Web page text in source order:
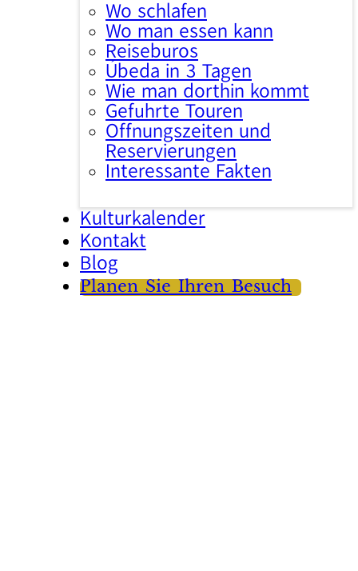
Wo schlafen
Wo man essen kann
Reisebüros
Úbeda in 3 Tagen
Wie man dorthin kommt
Geführte Touren
Öffnungszeiten und
Reservierungen
Interessante Fakten
Kulturkalender
Kontakt
Blog
Planen Sie Ihren Besuch